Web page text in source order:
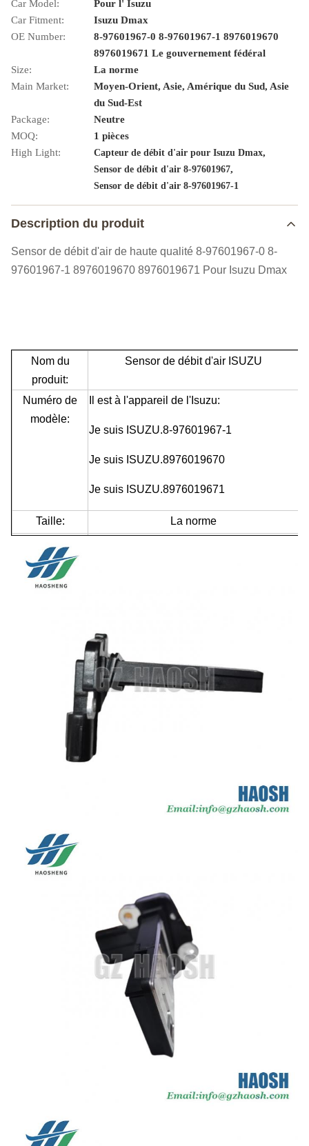
Car Model:
Pour l' Isuzu
Car Fitment:
Isuzu Dmax
OE Number:
8-97601967-0 8-97601967-1 8976019670
8976019671 Le gouvernement fédéral
Size:
La norme
Main Market:
Moyen-Orient, Asie, Amérique du Sud, Asie
du Sud-Est
Package:
Neutre
MOQ:
1 pièces
High Light:
Capteur de débit d'air pour Isuzu Dmax,
Sensor de débit d'air 8-97601967,
Sensor de débit d'air 8-97601967-1
Description du produit
Sensor de débit d'air de haute qualité 8-97601967-0 8-
97601967-1 8976019670 8976019671 Pour Isuzu Dmax
Nom du
produit:
Sensor de débit d'air ISUZU
Numéro de
modèle:
Il est à l'appareil de l'Isuzu:
Je suis ISUZU.8-97601967-1
Je suis ISUZU.8976019670
Je suis ISUZU.8976019671
Taille:
La norme
voiture:
Qualité: